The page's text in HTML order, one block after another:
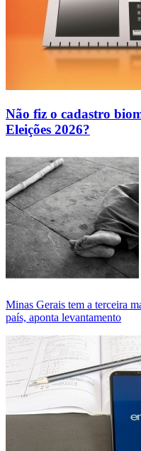
Não fiz o cadastro
Eleições 2026?
Minas Gerais tem a terceira
país, aponta levantamento